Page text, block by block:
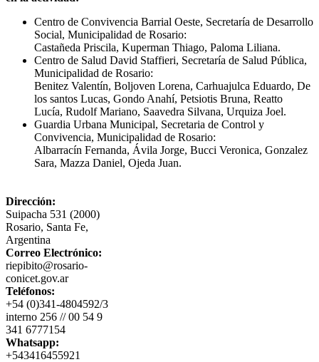
Centro de Convivencia Barrial Oeste, Secretaría de Desarrollo
Social, Municipalidad de Rosario:
Castañeda Priscila, Kuperman Thiago, Paloma Liliana.
Centro de Salud David Staffieri, Secretaría de Salud Pública,
Municipalidad de Rosario:
Benitez Valentín, Boljoven Lorena, Carhuajulca Eduardo, De
los santos Lucas, Gondo Anahí, Petsiotis Bruna, Reatto
Lucía, Rudolf Mariano, Saavedra Silvana, Urquiza Joel.
Guardia Urbana Municipal, Secretaria de Control y
Convivencia, Municipalidad de Rosario:
Albarracín Fernanda, Ávila Jorge, Bucci Veronica, Gonzalez
Sara, Mazza Daniel, Ojeda Juan.
Dirección:
Suipacha 531 (2000)
Rosario, Santa Fe,
Argentina
Correo Electrónico:
riepibito@rosario-
conicet.gov.ar
Teléfonos:
+54 (0)341-4804592/3
interno 256 // 00 54 9
341 6777154
Whatsapp:
+543416455921